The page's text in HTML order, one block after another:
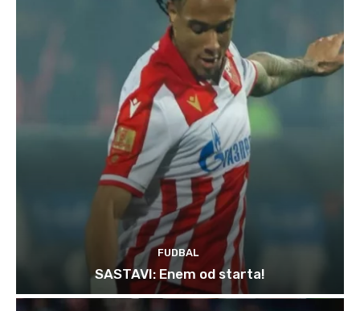
FUDBAL
SASTAVI: Enem od starta!